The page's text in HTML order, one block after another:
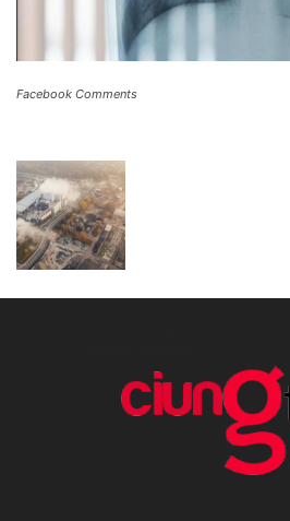
Facebook Comments